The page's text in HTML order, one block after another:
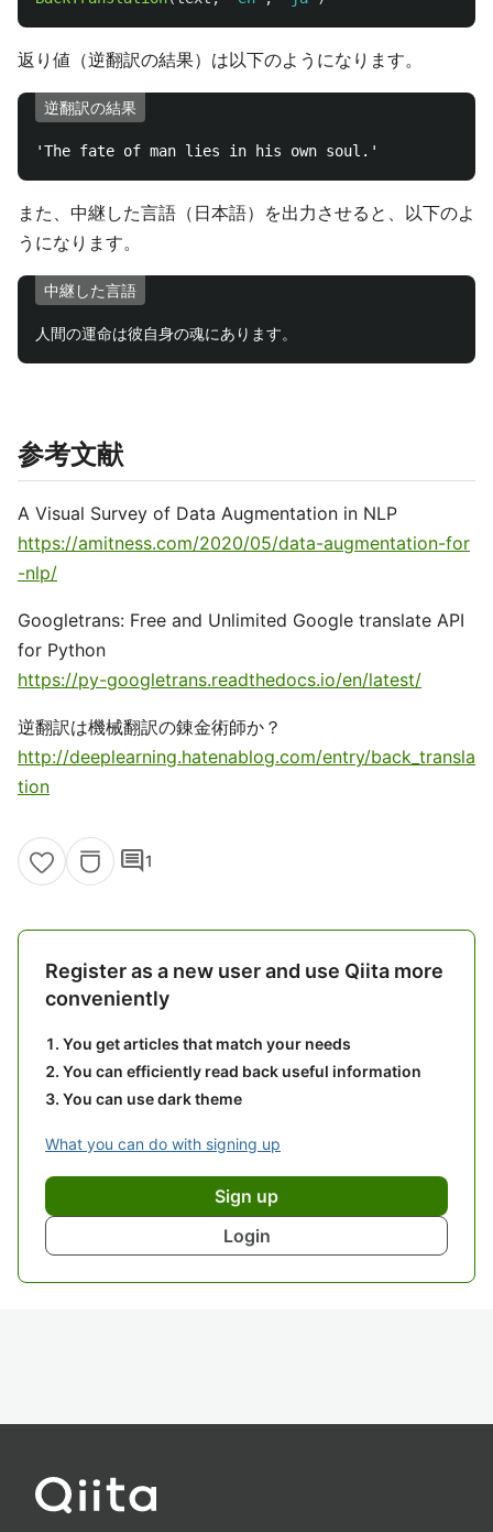
返り値（逆翻訳の結果）は以下のようになります。
逆翻訳の結果
また、中継した言語（日本語）を出力させると、以下のよ
うになります。
中継した言語
参考文献
A Visual Survey of Data Augmentation in NLP
https://amitness.com/2020/05/data-augmentation-for
-nlp/
Googletrans: Free and Unlimited Google translate API
for Python
https://py-googletrans.readthedocs.io/en/latest/
逆翻訳は機械翻訳の錬金術師か？
http://deeplearning.hatenablog.com/entry/back_transla
tion
comment1
Register as a new user and use Qiita more
conveniently
You get articles that match your needs
You can efficiently read back useful information
You can use dark theme
What you can do with signing up
Sign up
Login